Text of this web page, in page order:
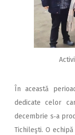
În această
dedicate celor
decembrie s‑a
Tichileşti. O